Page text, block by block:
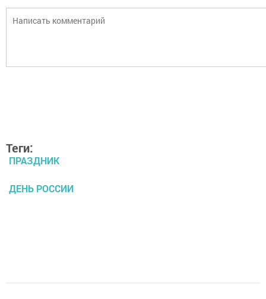
Теги:
ПРАЗДНИК
ДЕНЬ РОССИИ